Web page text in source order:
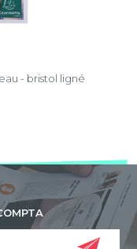
- bristol ligné